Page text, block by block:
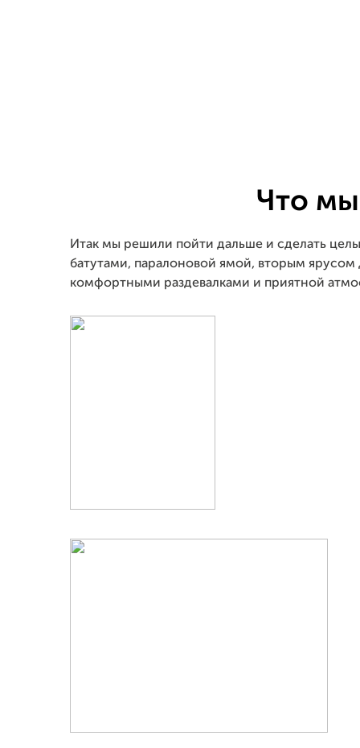
Что мы
Итак мы решили пойти дальше и сделать
батутами, паралоновой ямой, вторым
комфортными раздевалками и приятной